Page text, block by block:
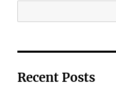
Recent Posts